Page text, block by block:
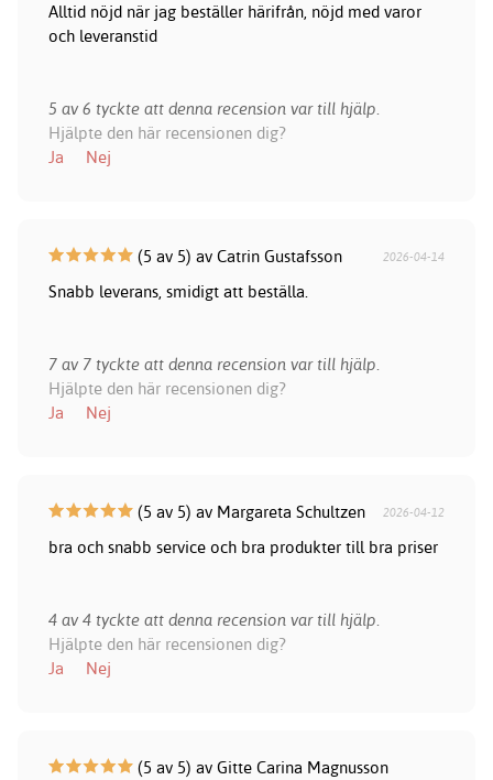
Alltid nöjd när jag beställer härifrån, nöjd med varor
och leveranstid
5 av 6 tyckte att denna recension var till hjälp.
Hjälpte den här recensionen dig?
Ja
Nej
(5 av 5) av Catrin Gustafsson 2026-04-14
Snabb leverans, smidigt att beställa.
7 av 7 tyckte att denna recension var till hjälp.
Hjälpte den här recensionen dig?
Ja
Nej
(5 av 5) av Margareta Schultzen 2026-04-12
bra och snabb service och bra produkter till bra priser
4 av 4 tyckte att denna recension var till hjälp.
Hjälpte den här recensionen dig?
Ja
Nej
(5 av 5) av Gitte Carina Magnusson